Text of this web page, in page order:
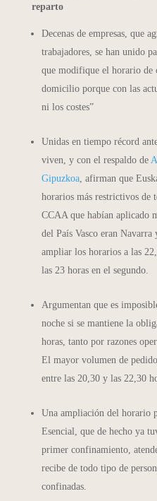
reparto
Decenas de empresas, que
trabajadores, se han unido
que modifique el horario de
domicilio porque con las
ni los costes”
Unidas en tiempo récord
viven, y con el respaldo de
Gipuzkoa, afirman que
horarios más restrictivos de
CCAA que habían aplicado
del País Vasco eran
ampliar los horarios a las
las 23 horas en el segundo.
Argumentan que es
noche si se mantiene la
horas, tanto por razones
El mayor volumen de
entre las 20,30 y las 22,30
Una ampliación del horario
Esencial, que de hecho ya
primer confinamiento,
recibe de todo tipo de
confinadas.